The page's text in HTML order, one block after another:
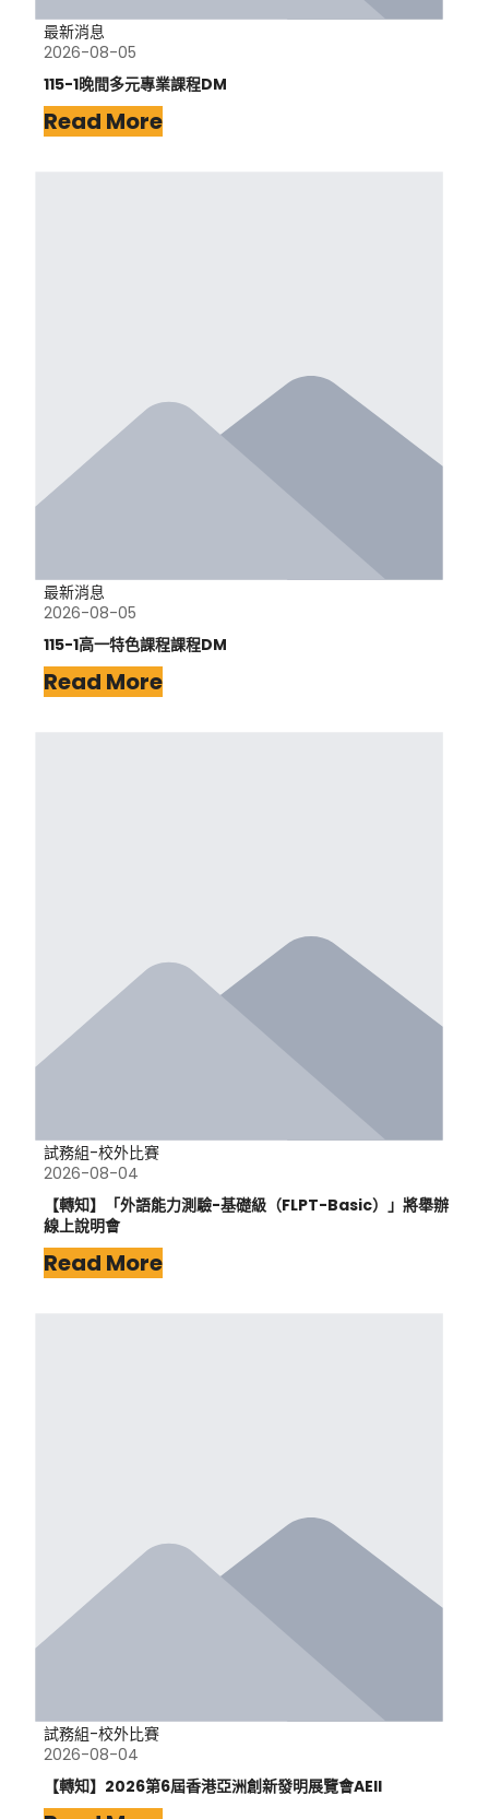
最新消息
2026-08-05
115-1晚間多元專業課程DM
Read More
最新消息
2026-08-05
115-1高一特色課程課程DM
Read More
試務組-校外比賽
2026-08-04
【轉知】「外語能力測驗-基礎級（FLPT-Basic）」將舉辦
線上說明會
Read More
試務組-校外比賽
2026-08-04
【轉知】2026第6屆香港亞洲創新發明展覽會AEII